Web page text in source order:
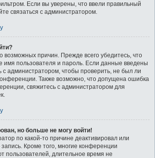
Если вы уверены, что ввели правильный
связаться с администратором.
возможных причин. Прежде всего убедитесь, что
имя пользователя и пароль. Если данные введены
с администратором, чтобы проверить, не был ли
Также возможно, что допущена ошибка
свяжитесь с администратором для
но больше не могу войти!
по какой-то причине деактивировал или
Кроме того, многие конференции
пользователей, длительное время не